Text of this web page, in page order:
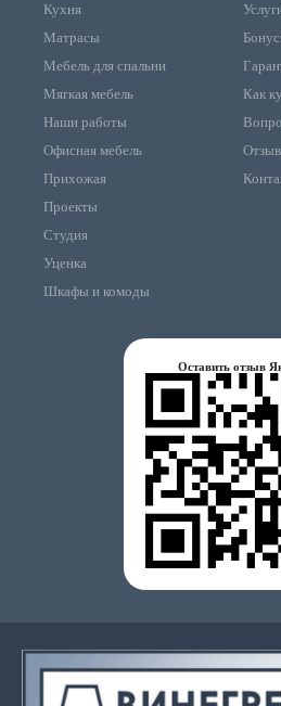
Кухня
Матрасы
Мебель для спальни
Мягкая мебель
Наши работы
Офисная мебель
Прихожая
Проекты
Студия
Уценка
Шкафы и комоды
Как
Оставить отзыв